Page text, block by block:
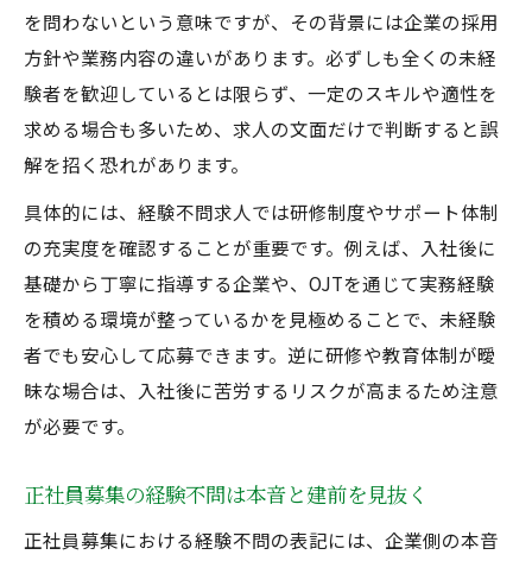
を問わないという意味ですが、その背景には企業の採用
方針や業務内容の違いがあります。必ずしも全くの未経
験者を歓迎しているとは限らず、一定のスキルや適性を
求める場合も多いため、求人の文面だけで判断すると誤
解を招く恐れがあります。
具体的には、経験不問求人では研修制度やサポート体制
の充実度を確認することが重要です。例えば、入社後に
基礎から丁寧に指導する企業や、OJTを通じて実務経験
を積める環境が整っているかを見極めることで、未経験
者でも安心して応募できます。逆に研修や教育体制が曖
昧な場合は、入社後に苦労するリスクが高まるため注意
が必要です。
正社員募集の経験不問は本音と建前を見抜く
正社員募集における経験不問の表記には、企業側の本音